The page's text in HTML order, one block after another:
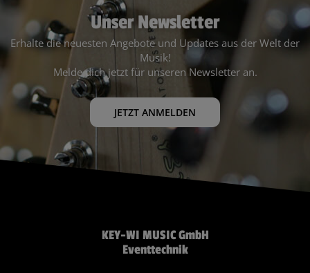
Unser Newsletter
Erhalte die neuesten Angebote und Updates aus der Welt der
Musik!
Melde dich jetzt für unseren Newsletter an.
JETZT ANMELDEN
KEY-WI MUSIC GmbH
Eventtechnik